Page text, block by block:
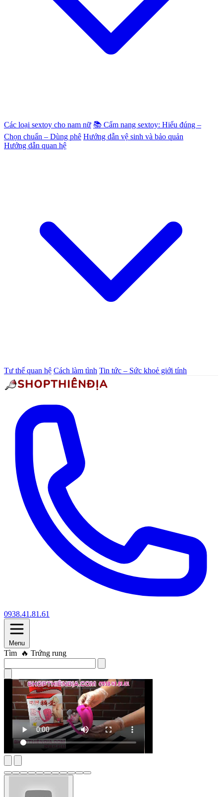
Các loại sextoy cho nam nữ 📚 Cẩm nang sextoy: Hiểu đúng –
Chọn chuẩn – Dùng phê Hướng dẫn vệ sinh và bảo quản
Hướng dẫn quan hệ
Tư thế quan hệ Cách làm tình Tin tức – Sức khoẻ giới tính
0938.41.81.61
Menu
Tìm 🔥 Trứng rung